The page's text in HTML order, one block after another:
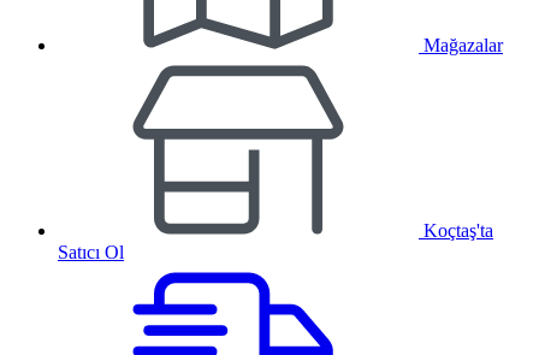
Mağazalar
Koçtaş'ta
Satıcı Ol